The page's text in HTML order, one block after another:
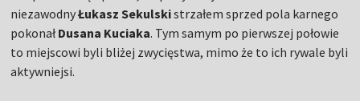
niezawodnyŁukasz Sekulskistrzałem sprzed pola karnego
pokonałDusana Kuciaka. Tym samym po pierwszej połowie
to miejscowi byli bliżej zwycięstwa, mimo że to ich rywale byli
aktywniejsi.